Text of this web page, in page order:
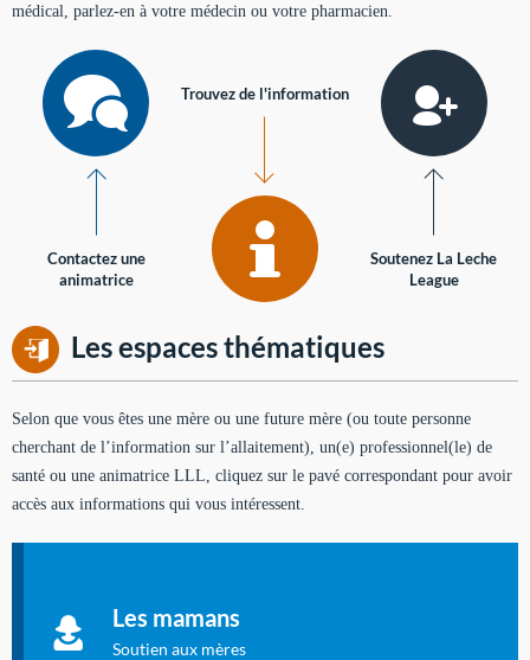
médical, parlez-en à votre médecin ou votre pharmacien.
Contactez une
animatrice
Trouvez de l'information
Soutenez La Leche
League
Les espaces thématiques
Selon que vous êtes une mère ou une future mère (ou toute personne
cherchant de l’information sur l’allaitement), un(e) professionnel(le) de
santé ou une animatrice LLL, cliquez sur le pavé correspondant pour avoir
accès aux informations qui vous intéressent.
Les mamans
Soutien aux mères
à allaiter et vous informer : toutes les rubriques qui
concernent l'allaitement.